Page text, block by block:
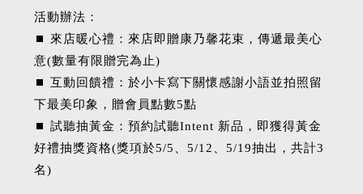
活動辦法：
⏹︎ 來店暖心禮：來店即贈康乃馨花束，傳遞最美心
意(數量有限贈完為止)
⏹︎ 互動回饋禮：於小卡寫下關懷感謝小語並拍照留
下最美印象，贈會員點數5點
⏹︎ 試聽抽黃金：預約試聽Intent 新品，即獲得黃金
好禮抽獎資格(獎項於5/5、5/12、5/19抽出，共計3
名)